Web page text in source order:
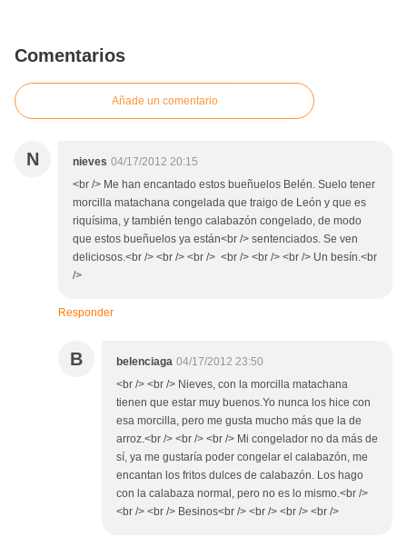
Comentarios
Añade un comentario
N nieves 04/17/2012 20:15
<br /> Me han encantado estos bueñuelos Belén. Suelo tener
morcilla matachana congelada que traigo de León y que es
riquísima, y también tengo calabazón congelado, de modo
que estos bueñuelos ya están<br /> sentenciados. Se ven
deliciosos.<br /> <br /> <br /> <br /> <br /> <br /> Un besín.<br
/>
Responder
B belenciaga 04/17/2012 23:50
<br /> <br /> Nieves, con la morcilla matachana
tienen que estar muy buenos.Yo nunca los hice con
esa morcilla, pero me gusta mucho más que la de
arroz.<br /> <br /> <br /> Mi congelador no da más de
sí, ya me gustaría poder congelar el calabazón, me
encantan los fritos dulces de calabazón. Los hago
con la calabaza normal, pero no es lo mismo.<br />
<br /> <br /> Besinos<br /> <br /> <br /> <br />